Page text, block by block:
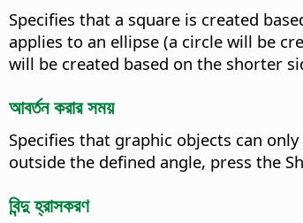
Specifies that a square is created
applies to an ellipse (a circle will be
will be created based on the shorter
আবর্তন করার সময়
Specifies that graphic objects can
outside the defined angle, press the
বিন্দু হ্রাসকরণ